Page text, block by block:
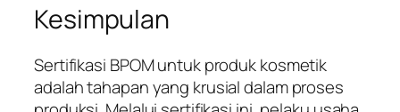
Kesimpulan
Sertifikasi BPOM untuk produk kosmetik
adalah tahapan yang krusial dalam proses